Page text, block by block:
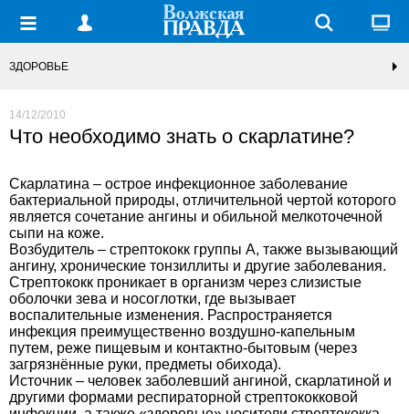
ЗДОРОВЬЕ
14/12/2010
Что необходимо знать о скарлатине?
Скарлатина – острое инфекционное заболевание
бактериальной природы, отличительной чертой которого
является сочетание ангины и обильной мелкоточечной
сыпи на коже.
Возбудитель – стрептококк группы А, также вызывающий
ангину, хронические тонзиллиты и другие заболевания.
Стрептококк проникает в организм через слизистые
оболочки зева и носоглотки, где вызывает
воспалительные изменения. Распространяется
инфекция преимущественно воздушно-капельным
путем, реже пищевым и контактно-бытовым (через
загрязнённые руки, предметы обихода).
Источник – человек заболевший ангиной, скарлатиной и
другими формами респираторной стрептококковой